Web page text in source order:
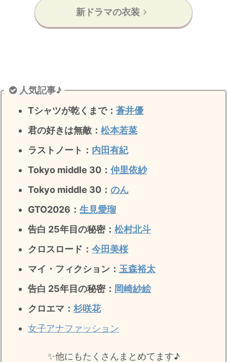
新ドラマの衣装
人気記事♪
Tシャツが乾くまで： 蒼井優
君の好きは無敵 ： 松本若菜
ラストノート ： 内田有紀
Tokyo middle 30： 仲里依紗
Tokyo middle 30： のん
GTO2026： 生見愛瑠
告白 25年目の秘密： 松村北斗
クロスロード： 今田美桜
マイ・フィクション： 玉森裕太
告白 25年目の秘密： 岡崎紗絵
クロエマ： 杉咲花
女子アナファッション
✨️他にもたくさんまとめてます♪